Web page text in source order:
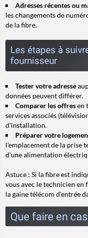
Adresses récentes ou
les changements de
de la fibre.
Les étapes à
fournisseur
Tester votre adresse
données peuvent différer.
Comparer les offresen
services associés
d'installation.
Préparer votre
l'emplacement de la prise
d'une alimentation
Astuce : Si la fibre est
vous avec le technicien en
la gaine télécom d'entrée
Que faire en